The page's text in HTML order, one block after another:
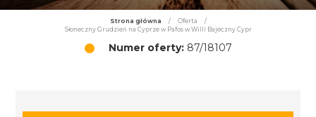
Strona główna / Oferta
/
Słoneczny Grudzień na Cyprze w Pafos w Willi Bajeczny Cypr
Numer oferty:87/18107